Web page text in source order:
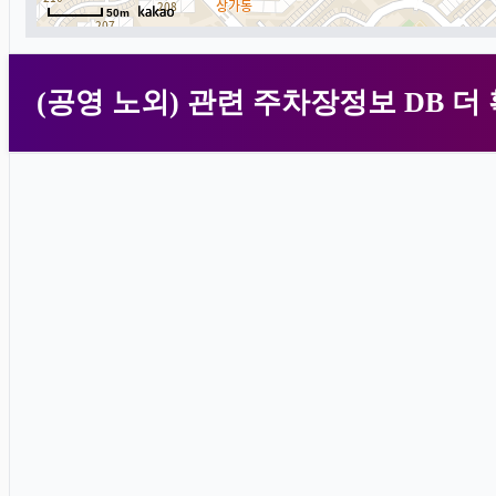
50m
(공영 노외) 관련 주차장정보 DB 더